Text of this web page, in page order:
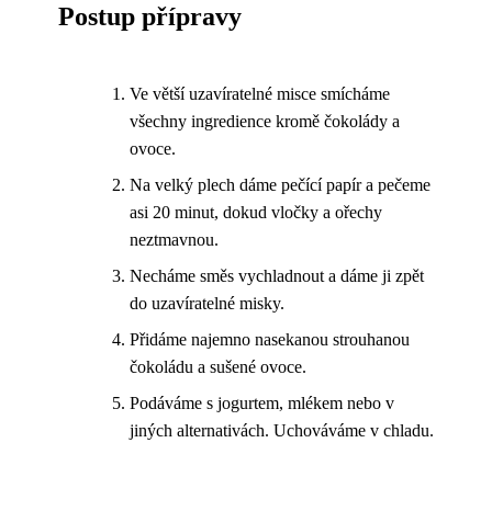
Postup přípravy
Ve větší uzavíratelné misce smícháme
všechny ingredience kromě čokolády a
ovoce.
Na velký plech dáme pečící papír a pečeme
asi 20 minut, dokud vločky a ořechy
neztmavnou.
Necháme směs vychladnout a dáme ji zpět
do uzavíratelné misky.
Přidáme najemno nasekanou strouhanou
čokoládu a sušené ovoce.
Podáváme s jogurtem, mlékem nebo v
jiných alternativách. Uchováváme v chladu.